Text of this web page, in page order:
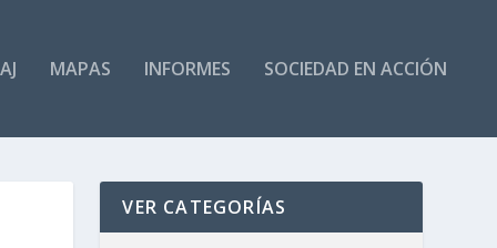
MAPAS INFORMES SOCIEDAD EN ACCIÓN
VER CATEGORÍAS